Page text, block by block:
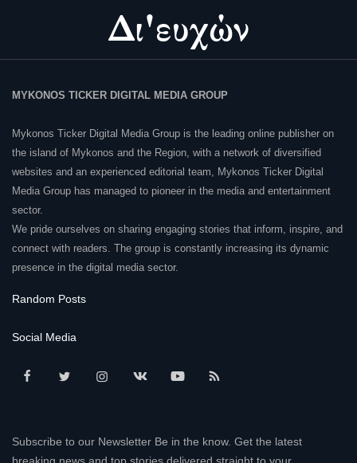
MYKONOS TICKER DIGITAL MEDIA GROUP
Mykonos Ticker Digital Media Group is the leading online publisher on
the island of Mykonos and the Region, with a network of diversified
websites and an experienced editorial team, Mykonos Ticker Digital
Media Group has managed to pioneer in the media and entertainment
sector.
We pride ourselves on sharing engaging stories that inform, inspire, and
connect with readers. The group is constantly increasing its dynamic
presence in the digital media sector.
Random Posts
Social Media
Subscribe to our Newsletter Be in the know. Get the latest
breaking news and top stories delivered straight to your